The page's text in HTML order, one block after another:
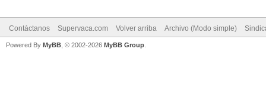
Contáctanos Supervaca.com Volver arriba Archivo (Modo simple)
Powered By MyBB , © 2002-2026 MyBB Group